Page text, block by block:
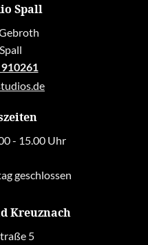
Spall
- 15.00 Uhr
geschlossen
Kreuznach
5